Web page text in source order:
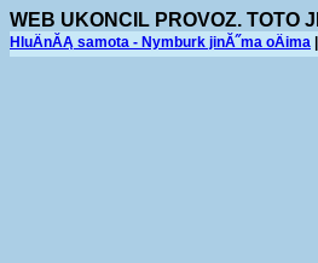
WEB UKONCIL PROVOZ. TOTO
HluÄnĂĄ samota - Nymburk jinĂ˝ma oÄima